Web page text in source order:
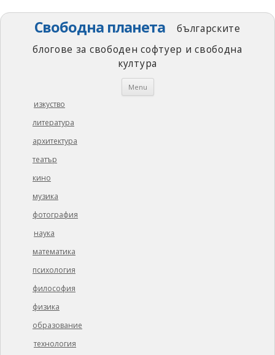
Свободна планета
българските
блогове за свободен софтуер и свободна
култура
Menu Skip
изкуство
литература
архитектура
театър
кино
музика
фотография
наука
математика
психология
философия
физика
образование
технология